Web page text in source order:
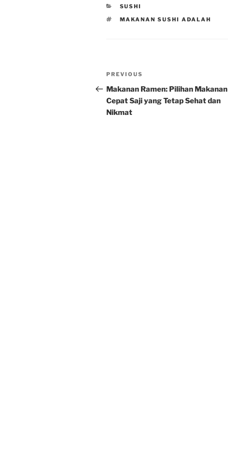
CATEGORIES
SUSHI
TAGS
MAKANAN SUSHI ADALAH
Post
navigation
Previous
Post
PREVIOUS
Makanan Ramen: Pilihan Makanan
Cepat Saji yang Tetap Sehat dan
Nikmat